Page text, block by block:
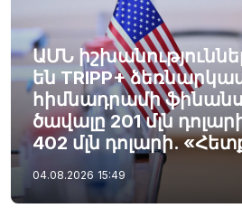
ԱՄՆ
են TRIPP+
հիմնադրամի
ծավալը 201 մլն
402 մլն դոլարի.
04.08.2026 15:49